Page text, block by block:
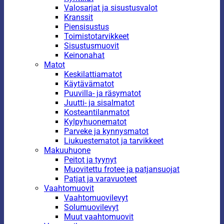
Valosarjat ja sisustusvalot
Kranssit
Piensisustus
Toimistotarvikkeet
Sisustusmuovit
Keinonahat
Matot
Keskilattiamatot
Käytävämatot
Puuvilla- ja räsymatot
Juutti- ja sisalmatot
Kosteantilanmatot
Kylpyhuonematot
Parveke ja kynnysmatot
Liukuestematot ja tarvikkeet
Makuuhuone
Peitot ja tyynyt
Muovitettu frotee ja patjansuojat
Patjat ja varavuoteet
Vaahtomuovit
Vaahtomuovilevyt
Solumuovilevyt
Muut vaahtomuovit